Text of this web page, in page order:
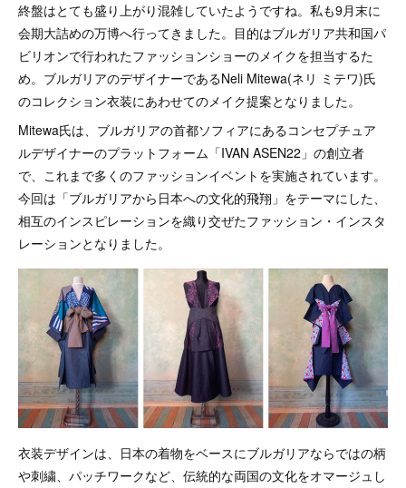
終盤はとても盛り上がり混雑していたようですね。私も9月末に
会期大詰めの万博へ行ってきました。目的はブルガリア共和国パ
ビリオンで行われたファッションショーのメイクを担当するた
め。ブルガリアのデザイナーであるNeli Mitewa(ネリ ミテワ)氏
のコレクション衣装にあわせてのメイク提案となりました。
Mitewa氏は、ブルガリアの首都ソフィアにあるコンセプチュア
ルデザイナーのプラットフォーム「IVAN ASEN22」の創立者
で、これまで多くのファッションイベントを実施されています。
今回は「ブルガリアから日本への文化的飛翔」をテーマにした、
相互のインスピレーションを織り交ぜたファッション・インスタ
レーションとなりました。
衣装デザインは、日本の着物をベースにブルガリアならではの柄
や刺繍、パッチワークなど、伝統的な両国の文化をオマージュし